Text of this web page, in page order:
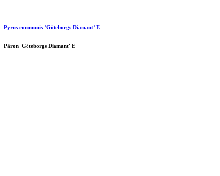
Pyrus communis ’Göteborgs Diamant’ E
Päron 'Göteborgs Diamant' E